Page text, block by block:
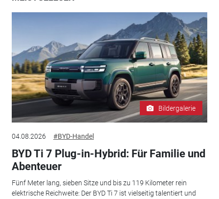
Bildergalerie
04.08.2026 #BYD-Handel
BYD Ti 7 Plug-in-Hybrid: Für Familie und
Abenteuer
Fünf Meter lang, sieben Sitze und bis zu 119 Kilometer rein
elektrische Reichweite: Der BYD Ti 7 ist vielseitig talentiert und